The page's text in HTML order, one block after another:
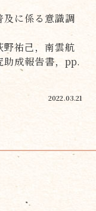
及に係る意識調
祐己，南雲航
成報告書，pp.
2022.03.21